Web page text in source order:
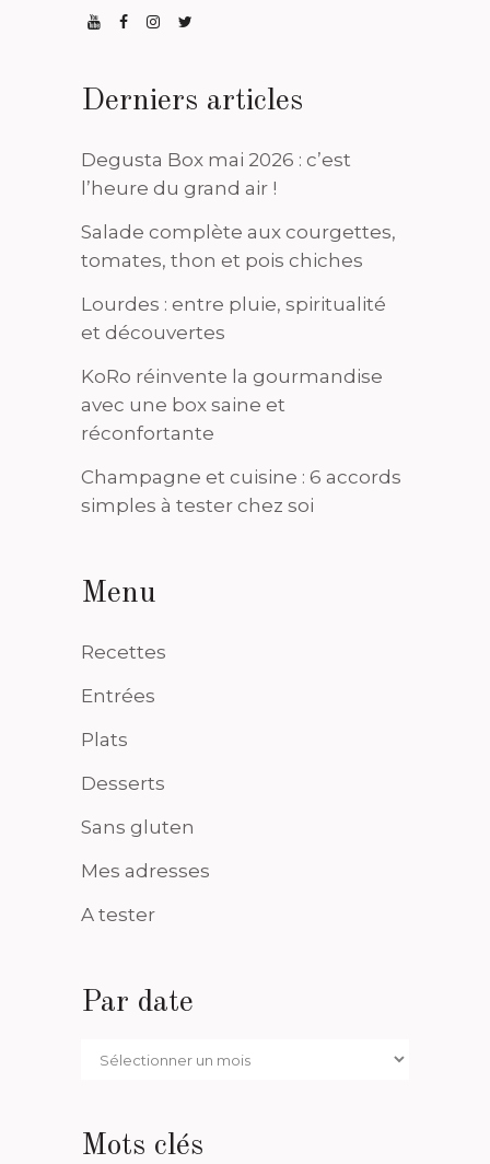
Derniers articles
Degusta Box mai 2026 : c’est
l’heure du grand air !
Salade complète aux courgettes,
tomates, thon et pois chiches
Lourdes : entre pluie, spiritualité
et découvertes
KoRo réinvente la gourmandise
avec une box saine et
réconfortante
Champagne et cuisine : 6 accords
simples à tester chez soi
Menu
Recettes
Entrées
Plats
Desserts
Sans gluten
Mes adresses
A tester
Par date
Par
Mots clés